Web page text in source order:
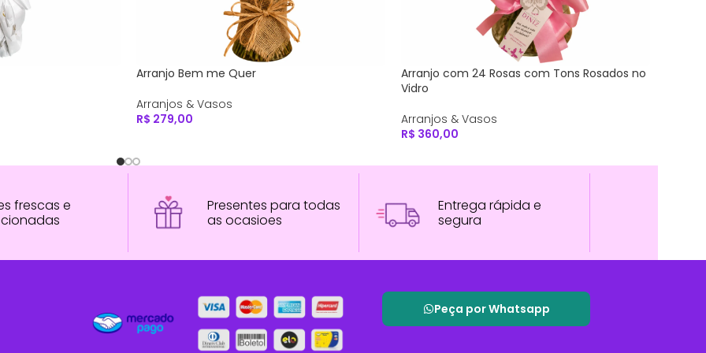
em Vaso
Arranjo de Flores Cores e Amores/Ferrero
Arranjos & Vasos
Arranjo de Flores do Campo em Tons Suaves
R$88,00
frescas e
Presentes para todas
as ocasioes
Entrega rápida e
segura
Peça por Whatsapp